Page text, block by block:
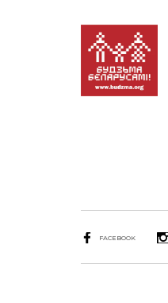
FACEBOOK